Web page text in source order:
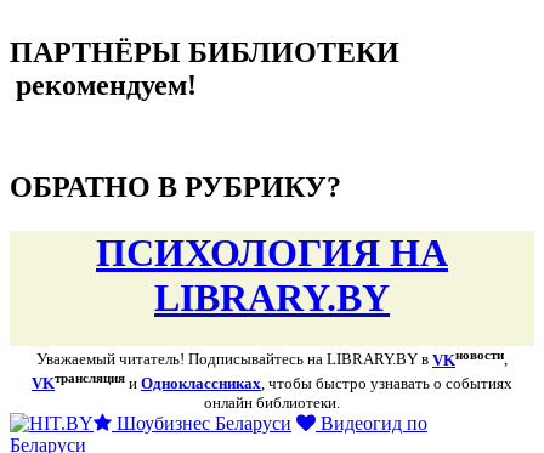
ПАРТНЁРЫ БИБЛИОТЕКИ
рекомендуем!
ОБРАТНО В РУБРИКУ?
ПСИХОЛОГИЯ НА
LIBRARY.BY
Уважаемый читатель! Подписывайтесь на LIBRARY.BY в VKновости,
VKтрансляция и Одноклассниках , чтобы быстро узнавать о событиях
онлайн библиотеки.
Шоубизнес Беларуси
Видеогид по
Беларуси